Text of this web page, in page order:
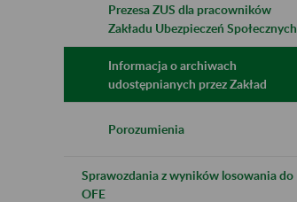
Prezesa ZUS dla pracowników
Zakładu Ubezpieczeń Społecznych
Informacja o archiwach
udostępnianych przez Zakład
Porozumienia
Sprawozdania z wyników losowania do
OFE